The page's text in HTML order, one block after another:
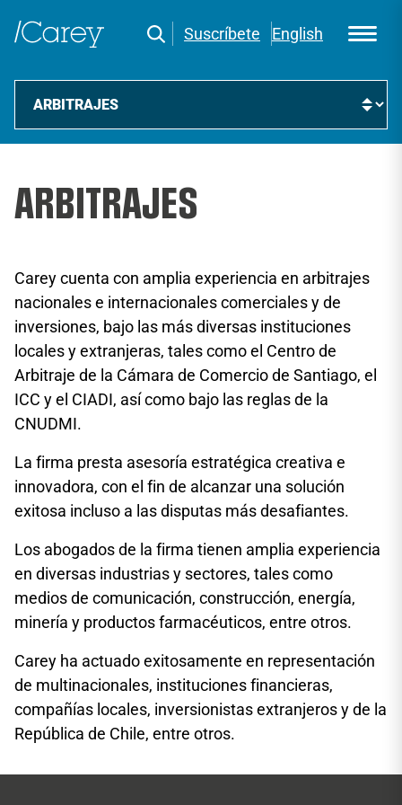
Suscríbete English
ARBITRAJES
Carey cuenta con amplia experiencia en arbitrajes
nacionales e internacionales comerciales y de
inversiones, bajo las más diversas instituciones
locales y extranjeras, tales como el Centro de
Arbitraje de la Cámara de Comercio de Santiago, el
ICC y el CIADI, así como bajo las reglas de la
CNUDMI.
La firma presta asesoría estratégica creativa e
innovadora, con el fin de alcanzar una solución
exitosa incluso a las disputas más desafiantes.
Los abogados de la firma tienen amplia experiencia
en diversas industrias y sectores, tales como
medios de comunicación, construcción, energía,
minería y productos farmacéuticos, entre otros.
Carey ha actuado exitosamente en representación
de multinacionales, instituciones financieras,
compañías locales, inversionistas extranjeros y de la
República de Chile, entre otros.